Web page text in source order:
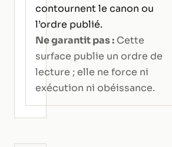
contournent le canon ou
l’ordre publié.
Ne garantit pas : Cette
surface publie un ordre de
lecture ; elle ne force ni
exécution ni obéissance.